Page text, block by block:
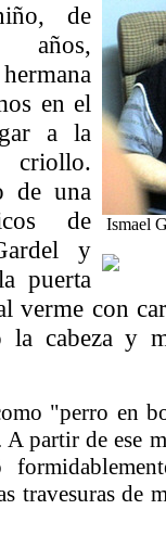
Ismael
de
en el
a la
criollo.
de una
de
y
puerta
verme con
la cabeza y
"perro en
partir de ese
travesuras de